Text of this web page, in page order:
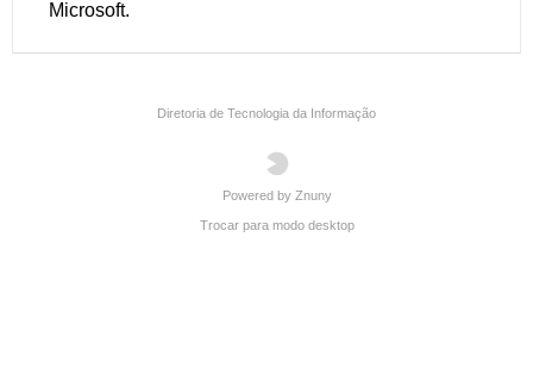
Diretoria de Tecnologia da Informação
Powered by Znuny
Trocar para modo desktop